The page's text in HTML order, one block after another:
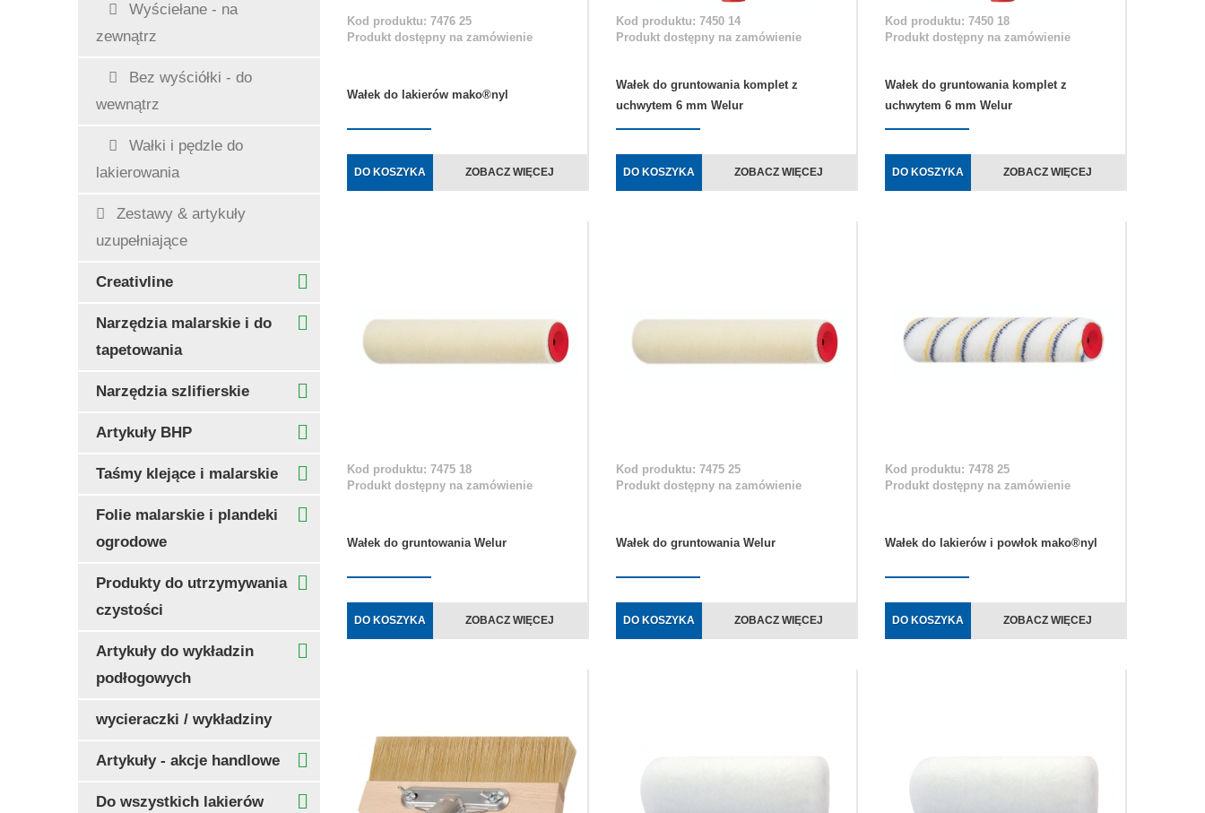
Wyściełane - na
zewnątrz
Bez wyściółki - do
wewnątrz
Wałki i pędzle do
lakierowania
Zestawy & artykuły
uzupełniające
Creativline
Narzędzia malarskie i do
tapetowania
Narzędzia szlifierskie
Artykuły BHP
Taśmy klejące i malarskie
Folie malarskie i plandeki
ogrodowe
Produkty do utrzymywania
czystości
Artykuły do wykładzin
podłogowych
wycieraczki / wykładziny
Artykuły - akcje handlowe
Do wszystkich lakierów
Kod produktu: 7476 25
Produkt dostępny na zamówienie
Wałek do lakierów mako®nyl
DO KOSZYKA ZOBACZ WIĘCEJ
Kod produktu: 7450 14
Produkt dostępny na zamówienie
Wałek do gruntowania komplet z
uchwytem 6 mm Welur
DO KOSZYKA ZOBACZ WIĘCEJ
Kod produktu: 7450 18
Produkt dostępny na zamówienie
Wałek do gruntowania komplet z
uchwytem 6 mm Welur
DO KOSZYKA ZOBACZ WIĘCEJ
Kod produktu: 7475 18
Produkt dostępny na zamówienie
Wałek do gruntowania Welur
DO KOSZYKA ZOBACZ WIĘCEJ
Kod produktu: 7475 25
Produkt dostępny na zamówienie
Wałek do gruntowania Welur
DO KOSZYKA ZOBACZ WIĘCEJ
Kod produktu: 7478 25
Produkt dostępny na zamówienie
Wałek do lakierów i powłok mako®nyl
DO KOSZYKA ZOBACZ WIĘCEJ